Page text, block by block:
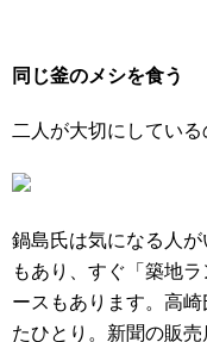
同じ釜のメシを食う
二人が大切にしてい
鍋島氏は気になる人
もあり、すぐ「築地
ースもあります。高
たひとり。新聞の販